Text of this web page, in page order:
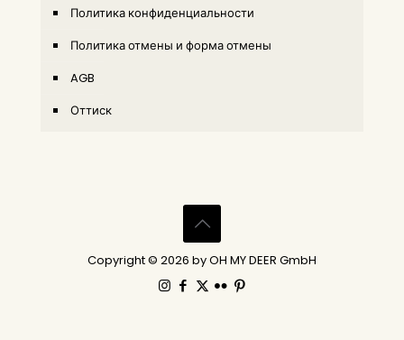
Политика конфиденциальности
Политика отмены и форма отмены
AGB
Оттиск
Copyright © 2026 by OH MY DEER GmbH